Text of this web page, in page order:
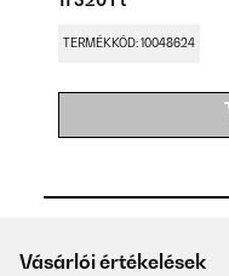
TERMÉKKÓD: 10048624
Vásárlói értékelések